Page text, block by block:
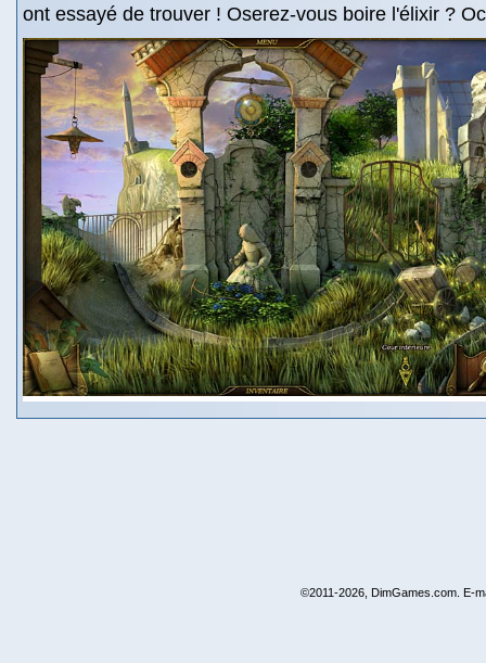
ont essayé de trouver ! Oserez-vous boire l'élixir ?
©2011-2026, DimGames.com. E-